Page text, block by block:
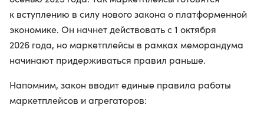
к вступлению в силу нового закона о платформенной
экономике. Он начнет действовать с 1 октября
2026 года, но маркетплейсы в рамках меморандума
начинают придерживаться правил раньше.
Напомним, закон вводит единые правила работы
маркетплейсов и агрегаторов: